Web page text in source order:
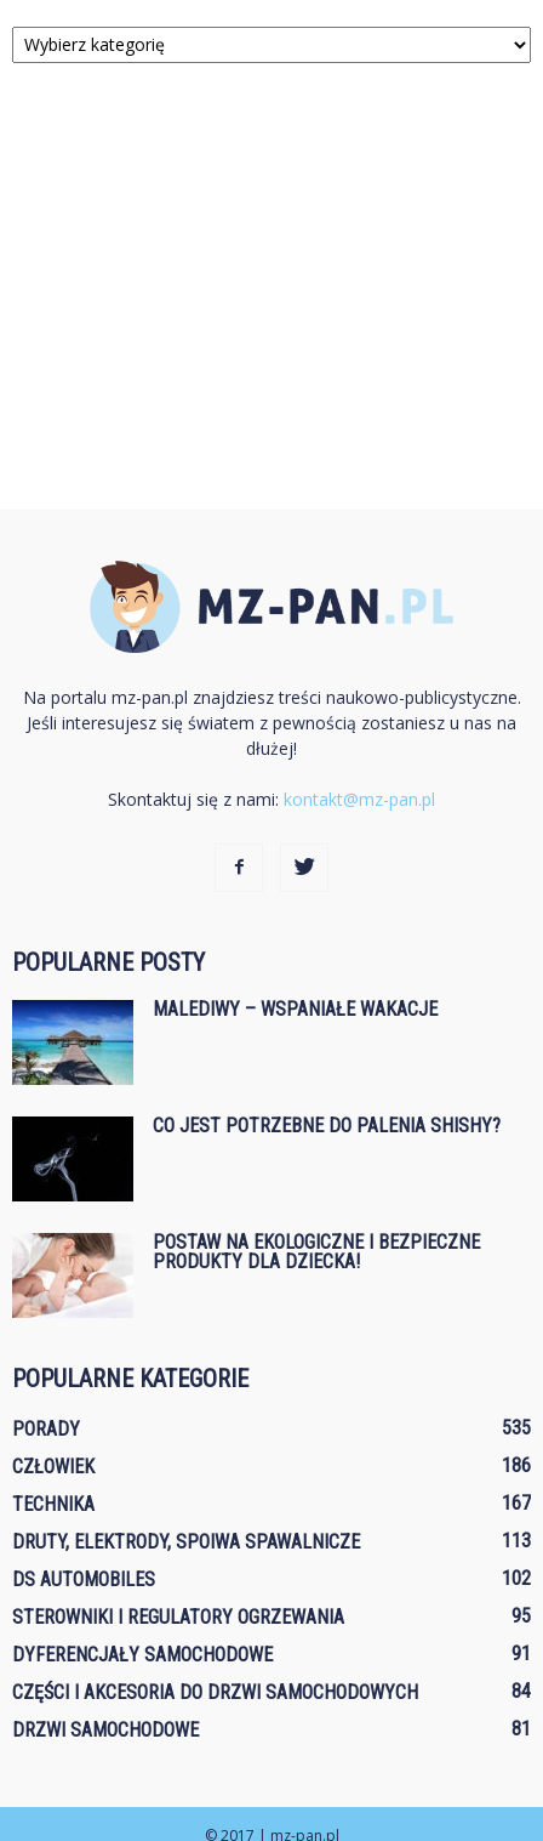
Kategorie
Na portalu mz-pan.pl znajdziesz treści naukowo-publicystyczne.
Jeśli interesujesz się światem z pewnością zostaniesz u nas na
dłużej!
Skontaktuj się z nami: kontakt@mz-pan.pl
POPULARNE POSTY
MALEDIWY – WSPANIAŁE WAKACJE
CO JEST POTRZEBNE DO PALENIA SHISHY?
POSTAW NA EKOLOGICZNE I BEZPIECZNE
PRODUKTY DLA DZIECKA!
POPULARNE KATEGORIE
PORADY
535
CZŁOWIEK
186
TECHNIKA
167
DRUTY, ELEKTRODY, SPOIWA SPAWALNICZE
113
DS AUTOMOBILES
102
STEROWNIKI I REGULATORY OGRZEWANIA
95
DYFERENCJAŁY SAMOCHODOWE
91
CZĘŚCI I AKCESORIA DO DRZWI SAMOCHODOWYCH
84
DRZWI SAMOCHODOWE
81
© 2017 | mz-pan.pl